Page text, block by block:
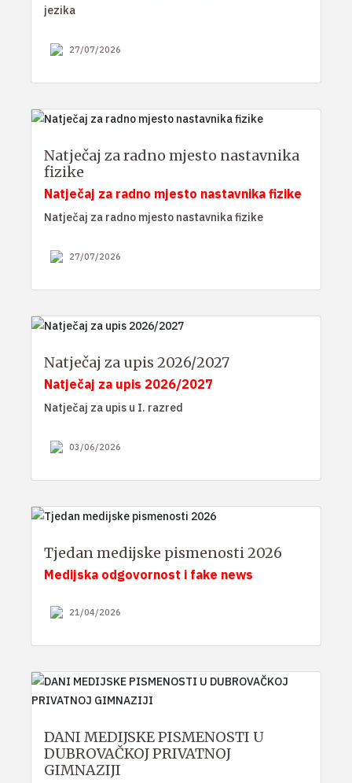
jezika
27/07/2026
Natječaj za radno mjesto nastavnika
fizike
Natječaj za radno mjesto nastavnika fizike
Natječaj za radno mjesto nastavnika fizike
27/07/2026
Natječaj za upis 2026/2027
Natječaj za upis 2026/2027
Natječaj za upis u I. razred
03/06/2026
Tjedan medijske pismenosti 2026
Medijska odgovornost i fake news
21/04/2026
DANI MEDIJSKE PISMENOSTI U
DUBROVAČKOJ PRIVATNOJ
GIMNAZIJI